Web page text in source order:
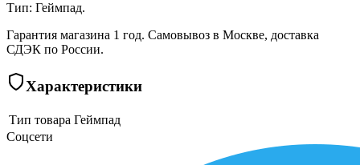
Тип: Геймпад.
Гарантия магазина 1 год. Самовывоз в Москве, доставка
СДЭК по России.
Характеристики
Тип товара Геймпад
Соцсети